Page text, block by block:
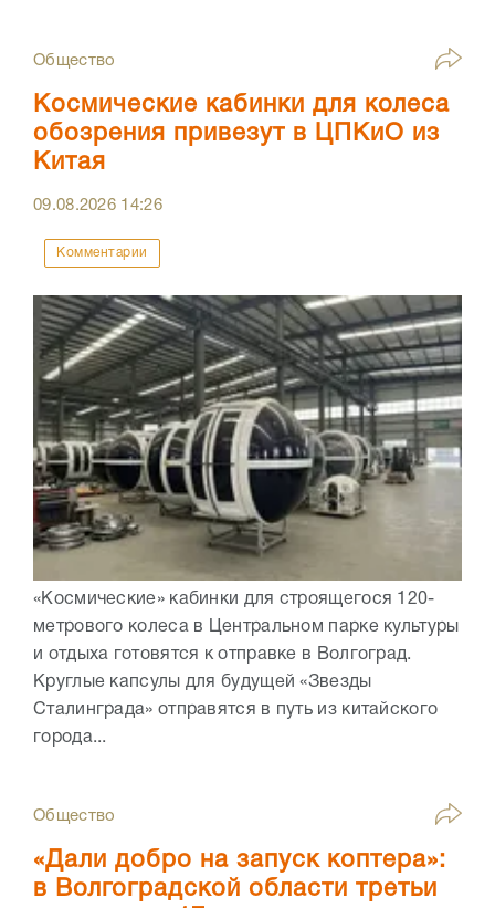
Общество
Космические кабинки для колеса
обозрения привезут в ЦПКиО из
Китая
09.08.2026 14:26
Комментарии
«Космические» кабинки для строящегося 120-
метрового колеса в Центральном парке культуры
и отдыха готовятся к отправке в Волгоград.
Круглые капсулы для будущей «Звезды
Сталинграда» отправятся в путь из китайского
города...
Общество
«Дали добро на запуск коптера»:
в Волгоградской области третьи